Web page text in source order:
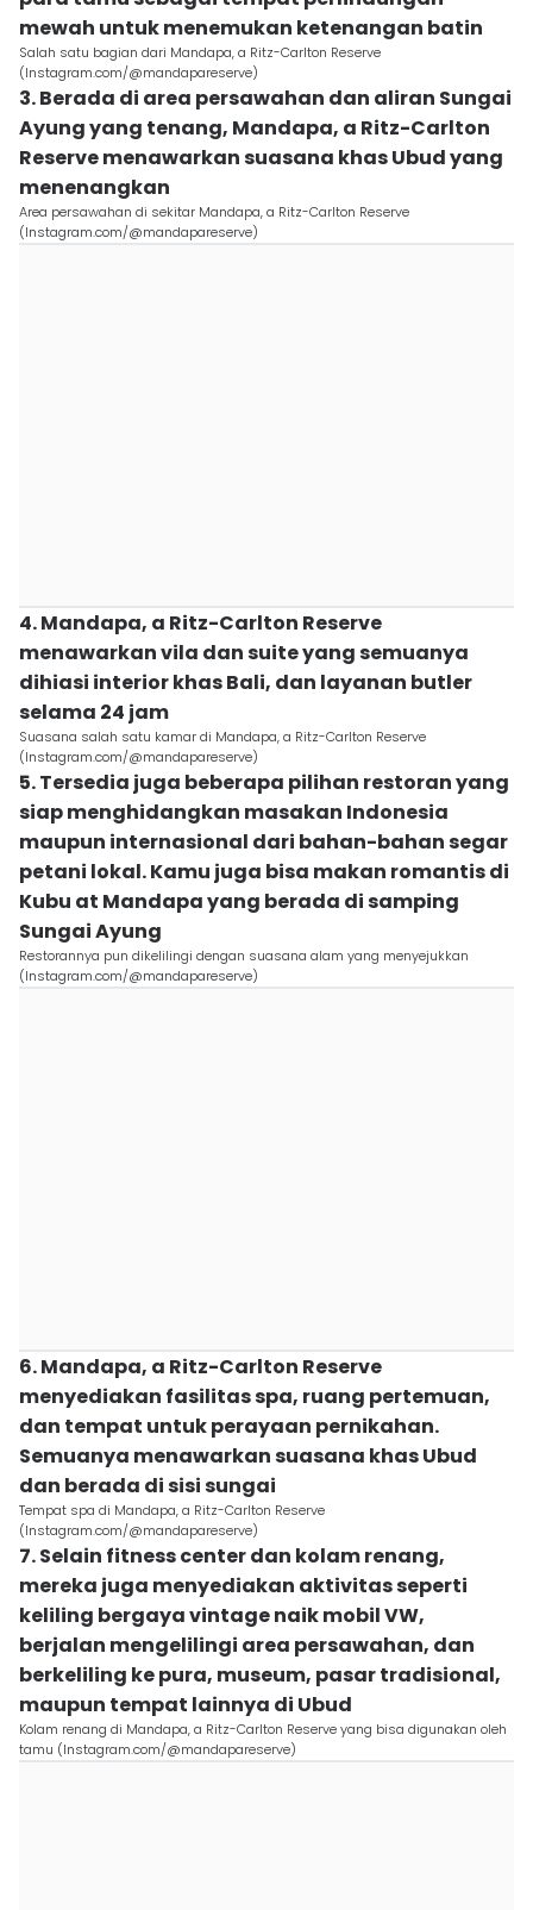
mewah untuk menemukan ketenangan batin
Salah satu bagian dari Mandapa, a Ritz-Carlton Reserve
(Instagram.com/@mandapareserve)
3. Berada di area persawahan dan aliran Sungai
Ayung yang tenang, Mandapa, a Ritz-Carlton
Reserve menawarkan suasana khas Ubud yang
menenangkan
Area persawahan di sekitar Mandapa, a Ritz-Carlton Reserve
(Instagram.com/@mandapareserve)
4. Mandapa, a Ritz-Carlton Reserve
menawarkan vila dan suite yang semuanya
dihiasi interior khas Bali, dan layanan butler
selama 24 jam
Suasana salah satu kamar di Mandapa, a Ritz-Carlton Reserve
(Instagram.com/@mandapareserve)
5. Tersedia juga beberapa pilihan restoran yang
siap menghidangkan masakan Indonesia
maupun internasional dari bahan-bahan segar
petani lokal. Kamu juga bisa makan romantis di
Kubu at Mandapa yang berada di samping
Sungai Ayung
Restorannya pun dikelilingi dengan suasana alam yang menyejukkan
(Instagram.com/@mandapareserve)
6. Mandapa, a Ritz-Carlton Reserve
menyediakan fasilitas spa, ruang pertemuan,
dan tempat untuk perayaan pernikahan.
Semuanya menawarkan suasana khas Ubud
dan berada di sisi sungai
Tempat spa di Mandapa, a Ritz-Carlton Reserve
(Instagram.com/@mandapareserve)
7. Selain fitness center dan kolam renang,
mereka juga menyediakan aktivitas seperti
keliling bergaya vintage naik mobil VW,
berjalan mengelilingi area persawahan, dan
berkeliling ke pura, museum, pasar tradisional,
maupun tempat lainnya di Ubud
Kolam renang di Mandapa, a Ritz-Carlton Reserve yang bisa digunakan oleh
tamu (Instagram.com/@mandapareserve)